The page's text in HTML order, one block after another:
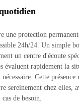
une protection
24h/24. Un simple
un centre d'écoute
évaluent rapidement la
nécessaire. Cette présence
sereinement chez elles,
de besoin.